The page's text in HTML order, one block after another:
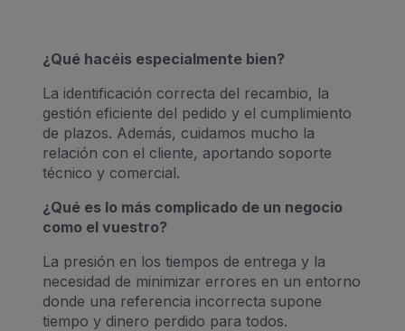
¿Qué hacéis especialmente bien?
La identificación correcta del recambio, la
gestión eficiente del pedido y el cumplimiento
de plazos. Además, cuidamos mucho la
relación con el cliente, aportando soporte
técnico y comercial.
¿Qué es lo más complicado de un negocio
como el vuestro?
La presión en los tiempos de entrega y la
necesidad de minimizar errores en un entorno
donde una referencia incorrecta supone
tiempo y dinero perdido para todos.